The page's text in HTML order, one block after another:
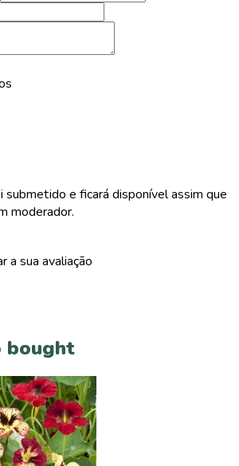
submetido e ficará disponível assim que
moderador.
a sua avaliação
bought